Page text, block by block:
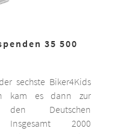
35 500
sechste Biker4Kids
kam es dann zur
den Deutschen
Insgesamt 2000